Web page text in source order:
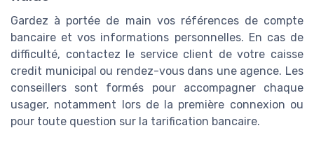
Gardez à portée de main vos références de compte
bancaire et vos informations personnelles. En cas de
difficulté, contactez le service client de votre caisse
credit municipal ou rendez-vous dans une agence. Les
conseillers sont formés pour accompagner chaque
usager, notamment lors de la première connexion ou
pour toute question sur la tarification bancaire.